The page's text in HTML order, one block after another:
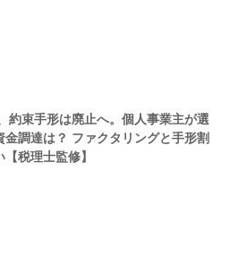
約束手形は廃止へ。個人事業主が選
金調達は？ ファクタリングと手形割
【税理士監修】